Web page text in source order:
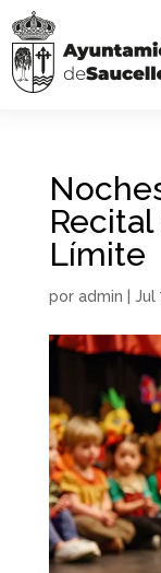
Límite
por admin Jul